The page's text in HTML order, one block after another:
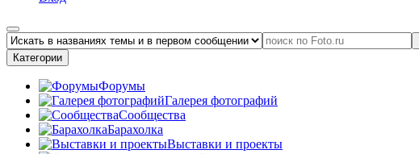
Категории
Форумы
Галерея фотографий
Сообщества
Барахолка
Выставки и проекты